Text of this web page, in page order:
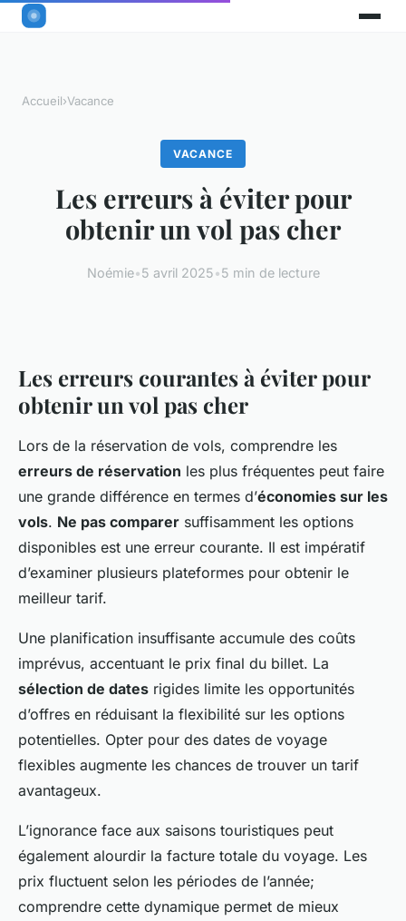
Accueil›Vacance
VACANCE
Les erreurs à éviter pour
obtenir un vol pas cher
Noémie•5 avril 2025•5 min de lecture
Les erreurs courantes à éviter pour
obtenir un vol pas cher
Lors de la réservation de vols, comprendre les
erreurs de réservation les plus fréquentes peut faire
une grande différence en termes d’économies sur les
vols. Ne pas comparer suffisamment les options
disponibles est une erreur courante. Il est impératif
d’examiner plusieurs plateformes pour obtenir le
meilleur tarif.
Une planification insuffisante accumule des coûts
imprévus, accentuant le prix final du billet. La
sélection de dates rigides limite les opportunités
d’offres en réduisant la flexibilité sur les options
potentielles. Opter pour des dates de voyage
flexibles augmente les chances de trouver un tarif
avantageux.
L’ignorance face aux saisons touristiques peut
également alourdir la facture totale du voyage. Les
prix fluctuent selon les périodes de l’année;
comprendre cette dynamique permet de mieux